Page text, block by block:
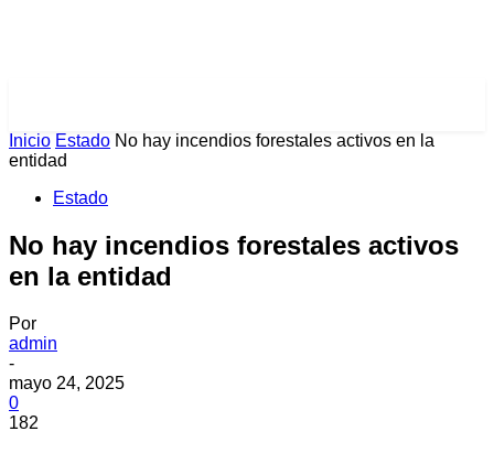
Inicio Estado No hay incendios forestales activos en la
entidad
Estado
No hay incendios forestales activos
en la entidad
Por
admin
-
mayo 24, 2025
0
182